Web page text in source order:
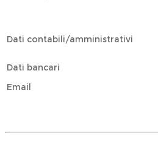
Dati contabili/amministrativi
Dati bancari
Email